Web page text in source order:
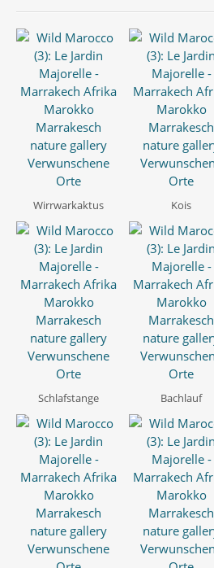
Wirrwarkaktus Kois
Schlafstange Bachlauf